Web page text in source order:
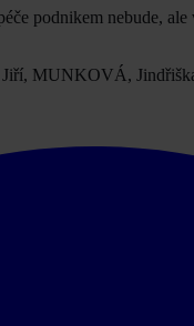
podnikem nebude,
MUNKOVÁ,